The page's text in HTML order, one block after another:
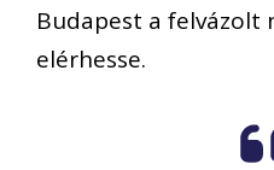
Budapest a felvázolt
elérhesse.